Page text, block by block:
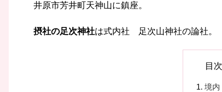
井原市芳井町天神山に鎮座。
摂社の足次神社は式内社 足次山神社の論社。
目次
境内